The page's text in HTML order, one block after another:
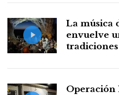
La música
envuelve
tradiciones
Operación